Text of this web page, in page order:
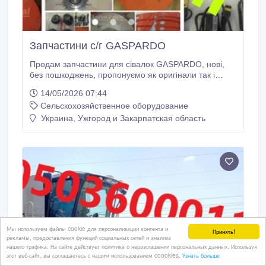
Принять!
Мы используем файлы cookie для персонализации контента и
рекламы, предоставления функций социальных сетей и анализа
нашего трафика. На сайте действует политика о неразглашении персональных данных. Используя
этот веб-сайт, вы соглашаетесь с нашим использованием coookies. Узнать больше
Запчастини с/г GASPARDO
Продам запчастини для сівалок GASPARDO, нові,
без пошкоджень, пропонуємо як оригінали так і
Дніпро. Стосовно форми оплати, деталей,
звертайтесь 380503600011..
14/05/2026 07:44
Сельскохозяйственное оборудование
Украина, Ужгород и Закарпатская область